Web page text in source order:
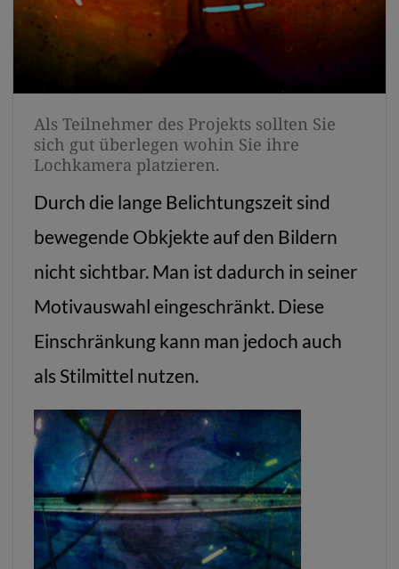
Als Teilnehmer des Projekts sollten Sie
sich gut überlegen wohin Sie ihre
Lochkamera platzieren.
Durch die lange Belichtungszeit sind
bewegende Obkjekte auf den Bildern
nicht sichtbar. Man ist dadurch in seiner
Motivauswahl eingeschränkt. Diese
Einschränkung kann man jedoch auch
als Stilmittel nutzen.